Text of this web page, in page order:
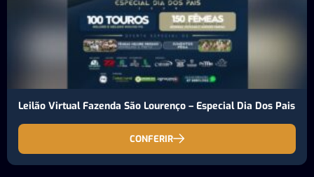
Leilão Virtual Fazenda São Lourenço – Especial Dia Dos Pais
CONFERIR